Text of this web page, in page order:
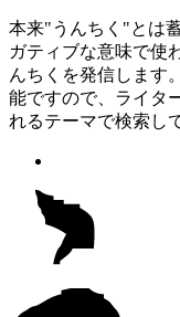
本来"うんちく"とは
ガティブな意味で使
んちくを発信します
能ですので、ライタ
れるテーマで検索し